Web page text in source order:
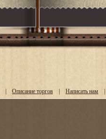
| Описание торгов | Написать нам |